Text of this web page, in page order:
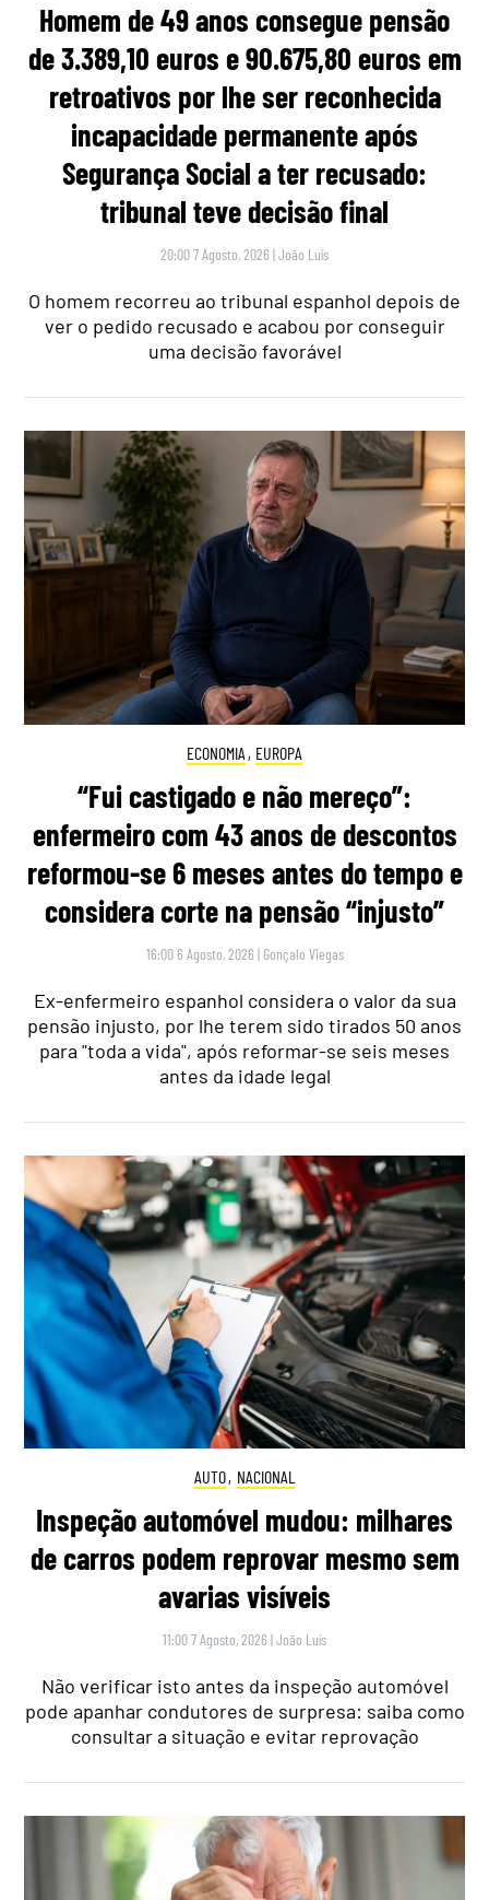
Homem de 49 anos consegue pensão
de 3.389,10 euros e 90.675,80 euros em
retroativos por lhe ser reconhecida
incapacidade permanente após
Segurança Social a ter recusado:
tribunal teve decisão final
20:00 7 Agosto, 2026 |João Luís
O homem recorreu ao tribunal espanhol depois de
ver o pedido recusado e acabou por conseguir
uma decisão favorável
ECONOMIA , EUROPA
“Fui castigado e não mereço”:
enfermeiro com 43 anos de descontos
reformou-se 6 meses antes do tempo e
considera corte na pensão “injusto”
16:00 6 Agosto, 2026 | Gonçalo Viegas
Ex-enfermeiro espanhol considera o valor da sua
pensão injusto, por lhe terem sido tirados 50 anos
para "toda a vida", após reformar-se seis meses
antes da idade legal
AUTO, NACIONAL
Inspeção automóvel mudou: milhares
de carros podem reprovar mesmo sem
avarias visíveis
11:00 7 Agosto, 2026 |João Luís
Não verificar isto antes da inspeção automóvel
pode apanhar condutores de surpresa: saiba como
consultar a situação e evitar reprovação